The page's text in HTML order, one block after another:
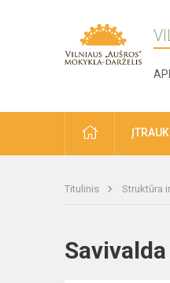
Titulinis Struktūra
Savivalda